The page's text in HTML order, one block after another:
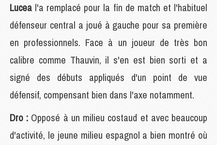
Lucea l'a remplacé pour la fin de match et l'habituel
défenseur central a joué à gauche pour sa première
en professionnels. Face à un joueur de très bon
calibre comme Thauvin, il s'en est bien sorti et a
signé des débuts appliqués d'un point de vue
défensif, compensant bien dans l'axe notamment.
Dro : Opposé à un milieu costaud et avec beaucoup
d'activité, le jeune milieu espagnol a bien montré où